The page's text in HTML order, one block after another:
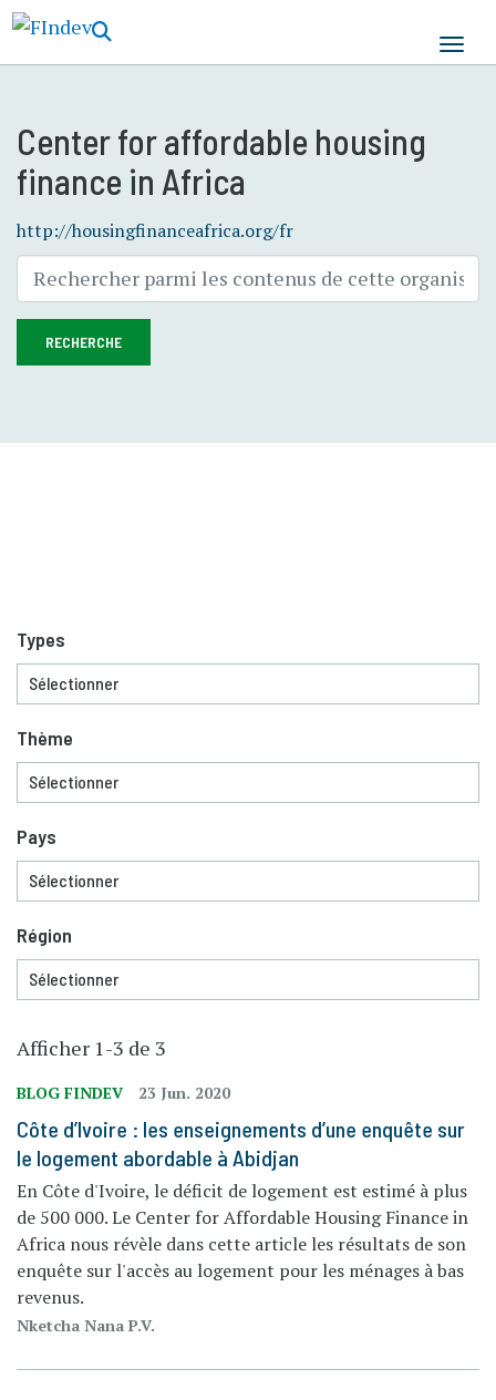
Center for affordable housing
finance in Africa
http://housingfinanceafrica.org/fr
RECHERCHE
Afficher 1-3 de 3
BLOG FINDEV 23 Jun. 2020
Côte d’Ivoire : les enseignements d’une enquête sur
le logement abordable à Abidjan
En Côte d'Ivoire, le déficit de logement est estimé à plus
de 500 000. Le Center for Affordable Housing Finance in
Africa nous révèle dans cette article les résultats de son
enquête sur l'accès au logement pour les ménages à bas
revenus.
Nketcha Nana P.V.
Types
Thème
Pays
Région